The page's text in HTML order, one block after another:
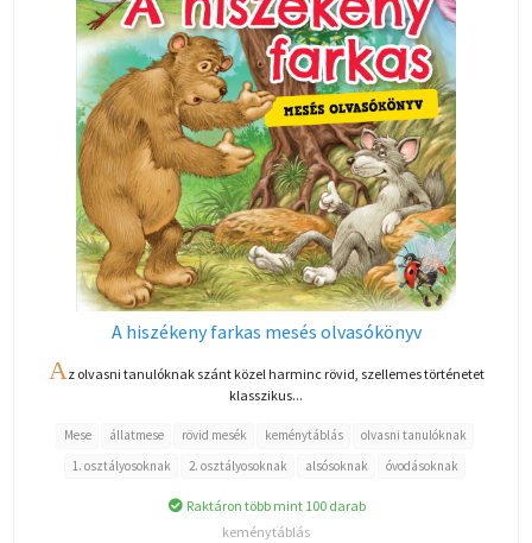
A hiszékeny farkas mesés olvasókönyv
A z olvasni tanulóknak szánt közel harminc rövid, szellemes történetet
klasszikus...
Mese állatmese rövid mesék keménytáblás
olvasni tanulóknak
1. osztályosoknak
2. osztályosoknak alsósoknak óvodásoknak
Raktáron több mint 100 darab
keménytáblás